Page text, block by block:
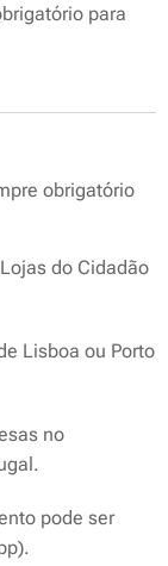
para
obrigatório
do Cidadão
Lisboa ou Porto
no
pode ser